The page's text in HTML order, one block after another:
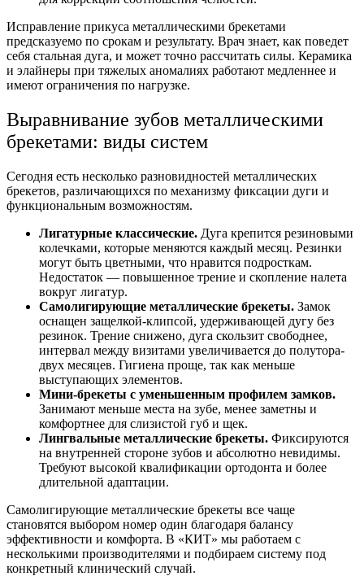
Исправление прикуса металлическими брекетами
предсказуемо по срокам и результату. Врач знает, как поведет
себя стальная дуга, и может точно рассчитать силы. Керамика
и элайнеры при тяжелых аномалиях работают медленнее и
имеют ограничения по нагрузке.
Выравнивание зубов металлическими
брекетами: виды систем
Сегодня есть несколько разновидностей металлических
брекетов, различающихся по механизму фиксации дуги и
функциональным возможностям.
Лигатурные классические. Дуга крепится резиновыми
колечками, которые меняются каждый месяц. Резинки
могут быть цветными, что нравится подросткам.
Недостаток — повышенное трение и скопление налета
вокруг лигатур.
Самолигирующие металлические брекеты. Замок
оснащен защелкой-клипсой, удерживающей дугу без
резинок. Трение снижено, дуга скользит свободнее,
интервал между визитами увеличивается до полутора-
двух месяцев. Гигиена проще, так как меньше
выступающих элементов.
Мини-брекеты с уменьшенным профилем замков.
Занимают меньше места на зубе, менее заметны и
комфортнее для слизистой губ и щек.
Лингвальные металлические брекеты. Фиксируются
на внутренней стороне зубов и абсолютно невидимы.
Требуют высокой квалификации ортодонта и более
длительной адаптации.
Самолигирующие металлические брекеты все чаще
становятся выбором номер один благодаря балансу
эффективности и комфорта. В «КИТ» мы работаем с
несколькими производителями и подбираем систему под
конкретный клинический случай.